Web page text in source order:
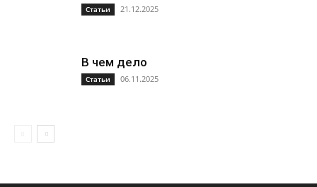
Статьи 21.12.2025
В чем дело
Статьи 06.11.2025